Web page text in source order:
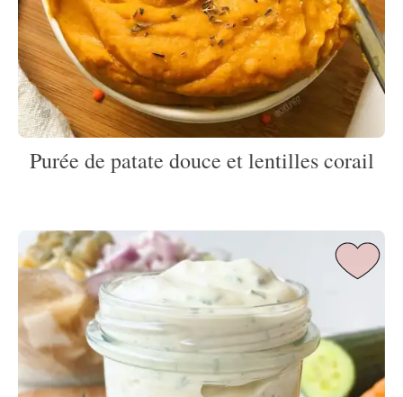
Purée de patate douce et lentilles corail